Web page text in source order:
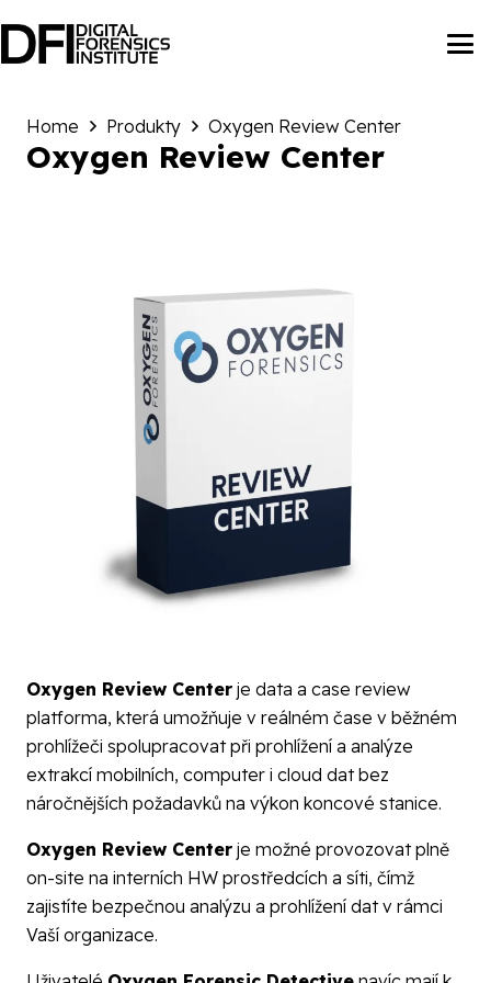
Home Produkty Oxygen Review Center
Oxygen Review Center
Oxygen Review Center je data a case review
platforma, která umožňuje v reálném čase v běžném
prohlížeči spolupracovat při prohlížení a analýze
extrakcí mobilních, computer i cloud dat bez
náročnějších požadavků na výkon koncové stanice.
Oxygen Review Center je možné provozovat plně
on-site na interních HW prostředcích a síti, čímž
zajistíte bezpečnou analýzu a prohlížení dat v rámci
Vaší organizace.